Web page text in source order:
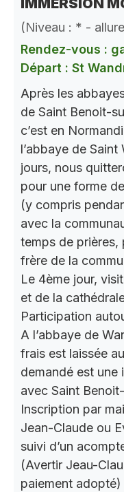
IMMERSION
(Niveau : * -
Rendez-vous :
Départ : St
Après les
de Saint Benoit-
c’est en
l’abbaye de
jours, nous
pour une forme
(y compris
avec la
temps de prières,
frère de la
Le 4ème jour,
et de la
Participation
A l’abbaye de
frais est laissée
demandé est une
avec Saint
Inscription par
Jean-Claude ou
suivi d’un
(Avertir Jeau-
paiement adopté)